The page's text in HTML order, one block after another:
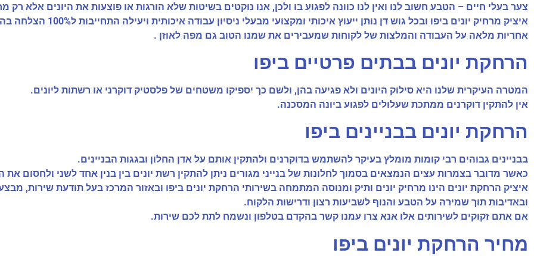
צער בעלי חיים – הטבע חשוב לנו ואין לנו כוונה לפגוע בו ולכן, אנו נוקטים בשיטות שלא הורגות או פוצעות את היונים אלא רק
איציק מרחיק יונים ביפו ובכל גוש דן נותן ייעוץ איכותי ומקצועי מבעלי ניסיון עבודה איכותית ויעילה התחייבות ל100% הצלחה בהרחקת היונים.
אחריות מלאה על העבודה והמלצות של לקוחות שמעבירים את שמנו הטוב גם מפה לאוזן .
הרחקת יונים בבתים פרטיים ביפו
המטרה העיקרית שלנו היא סילוק היונים ולא פגיעה בהן, ולשם כך יספיקו משטחים של פלסטיק דוקרני או רשתות ליונים.
אין להתקין דוקרנים ממתכת שעלולים לפגוע ביונה המסכנה.
הרחקת יונים בבניינים ביפו
בבניינים גבוהים רבי קומות מומלץ בעיקר להשתמש בדוקרנים ולהתקין אותם על אדן החלון ובגגות הבניינים.
כאשר מדובר בצמרות עצים הנמצאים בסמוך לחלונות של בנייני מגורים ניתן להתקין רשת יונים בין בנין אחד לשני ולחסום
איציק הרחקת יונים הינו מרחיק יונים ותיק ומנוסה המתמחה בשירותי הרחקת יונים ביפו ובאזור המרכז בעל תודעת שירות,
ובאדיבות תוך שמירה על הטבע והנוף לשביעות רצון ודרישות הלקוח.
אם אתם זקוקים לשירותים אלו אנא צרו עמנו קשר בהקדם בטלפון ונשמח לתת לכם שירות.
מחיר הרחקת יונים ביפו